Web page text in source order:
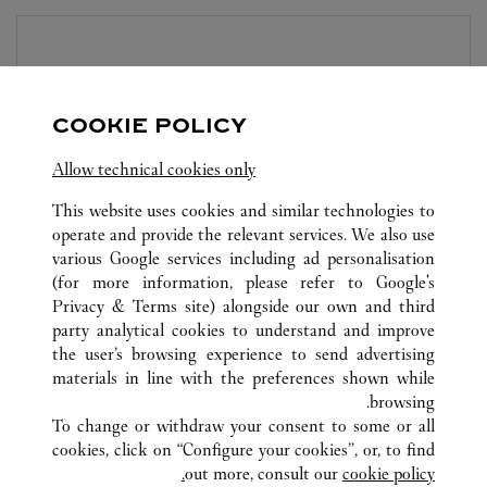
Marassi Galleria, Road 6403, Diyar
كافة مواقع كارتييه المملكة العربية السعودية الخبـــر الراشد مول
خدمة العملاء
شروط الاستخدام
الأسئلة الشائعة
COOKIE POLICY
Allow technical cookies only
This website uses cookies and similar technologies to
operate and provide the relevant services. We also use
various Google services including ad personalisation
(for more information, please refer to Google's
Privacy & Terms site) alongside our own and third
party analytical cookies to understand and improve
the user’s browsing experience to send advertising
materials in line with the preferences shown while
browsing.
To change or withdraw your consent to some or all
cookies, click on “Configure your cookies”, or, to find
out more, consult our cookie policy.